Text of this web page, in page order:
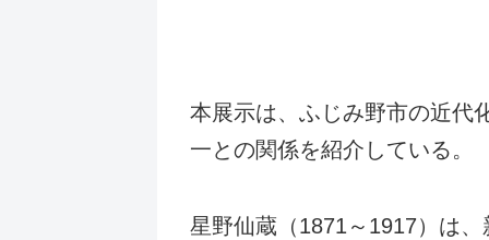
本展示は、ふじみ野市の近代
一との関係を紹介している。
星野仙蔵（1871～1917）は